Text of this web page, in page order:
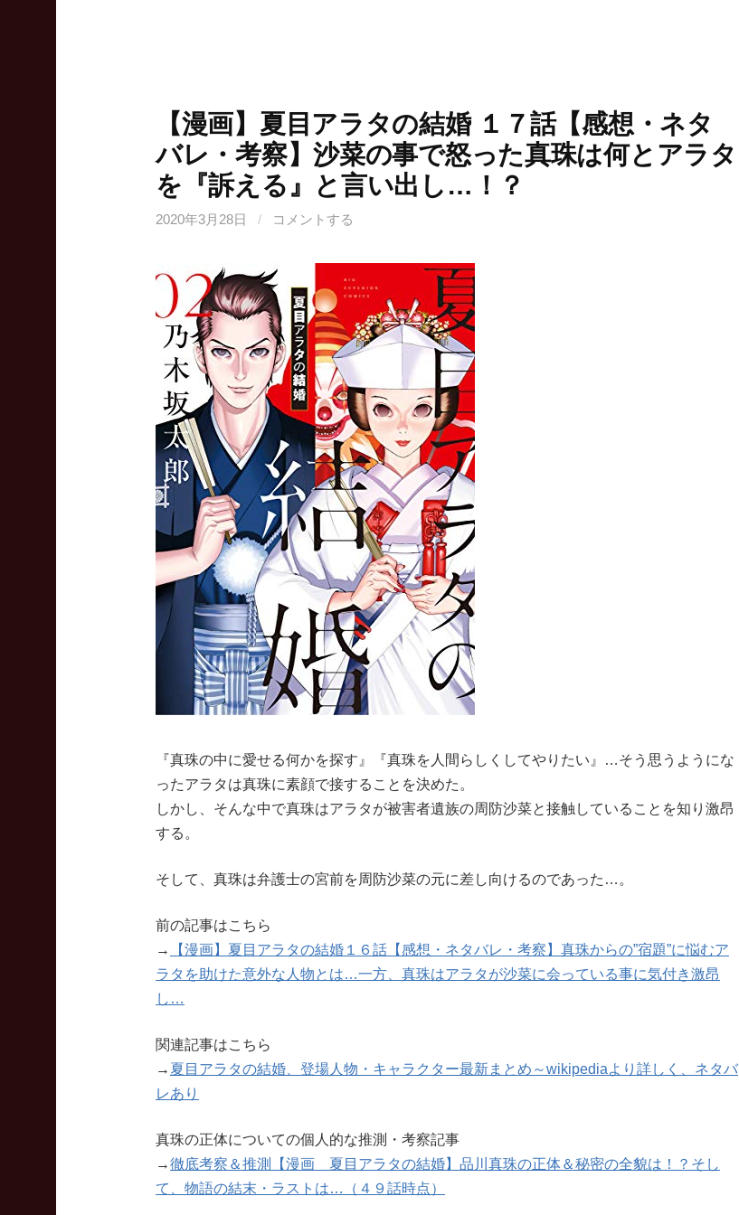
【漫画】夏目アラタの結婚 １７話【感想・ネタ
バレ・考察】沙菜の事で怒った真珠は何とアラタ
を『訴える』と言い出し…！？
2020年3月28日 / コメントする
『真珠の中に愛せる何かを探す』『真珠を人間らしくしてやりたい』…そう思うようにな
ったアラタは真珠に素顔で接することを決めた。
しかし、そんな中で真珠はアラタが被害者遺族の周防沙菜と接触していることを知り激昂
する。
そして、真珠は弁護士の宮前を周防沙菜の元に差し向けるのであった…。
前の記事はこちら
→
【漫画】夏目アラタの結婚１６話【感想・ネタバレ・考察】真珠からの”宿題”に悩むア
ラタを助けた意外な人物とは…一方、真珠はアラタが沙菜に会っている事に気付き激昂
し…
関連記事はこちら
→ 夏目アラタの結婚、登場人物・キャラクター最新まとめ～wikipediaより詳しく、ネタバ
レあり
真珠の正体についての個人的な推測・考察記事
→徹底考察＆推測【漫画 夏目アラタの結婚】品川真珠の正体＆秘密の全貌は！？そし
て、物語の結末・ラストは…（４９話時点）